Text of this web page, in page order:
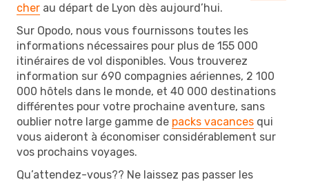
cher au départ de Lyon dès aujourd’hui.
Sur Opodo, nous vous fournissons toutes les
informations nécessaires pour plus de 155 000
itinéraires de vol disponibles. Vous trouverez
information sur 690 compagnies aériennes, 2 100
000 hôtels dans le monde, et 40 000 destinations
différentes pour votre prochaine aventure, sans
oublier notre large gamme de packs vacances qui
vous aideront à économiser considérablement sur
vos prochains voyages.
Qu’attendez-vous?? Ne laissez pas passer les